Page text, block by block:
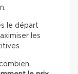
le départ
les